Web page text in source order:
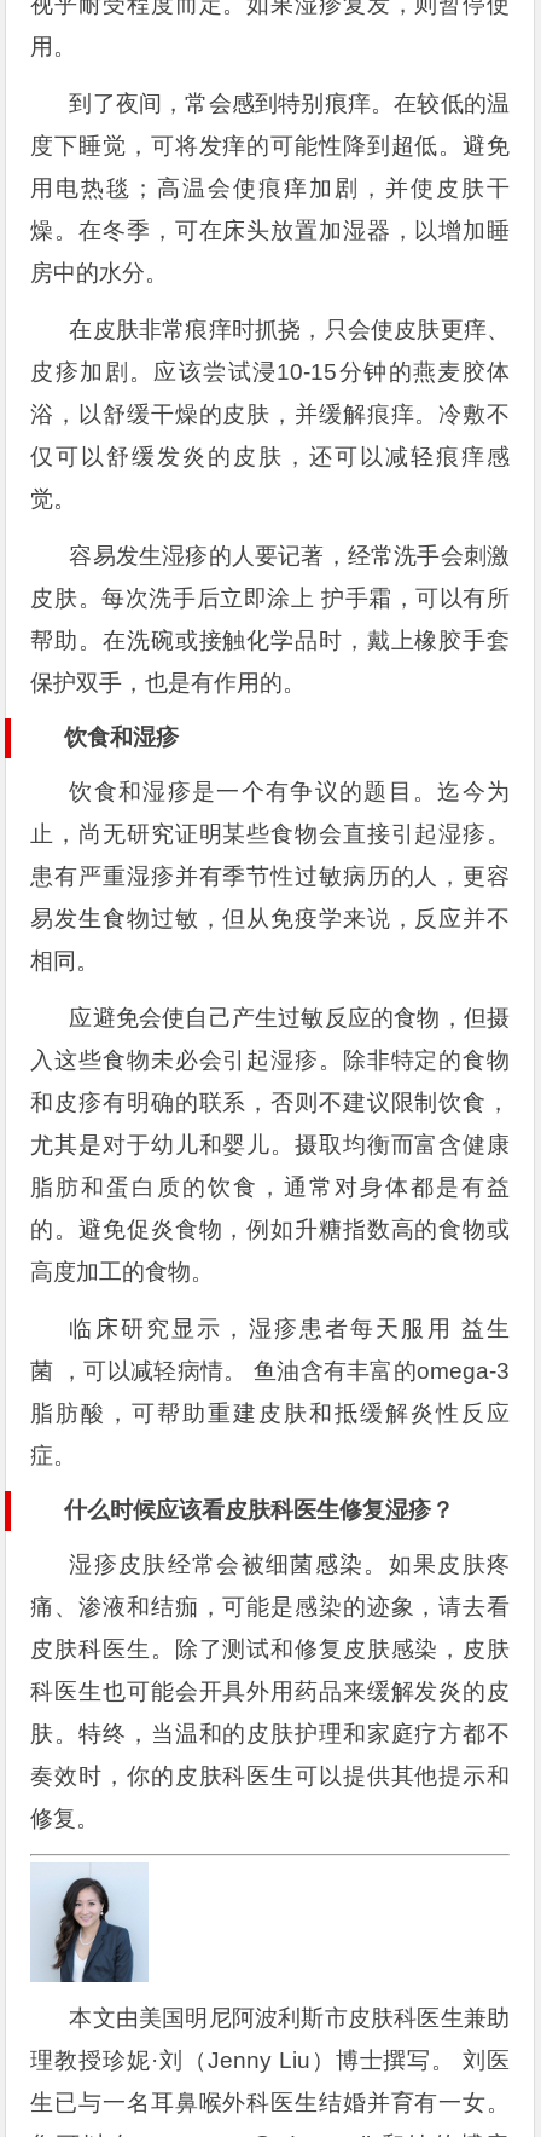
用。
到了夜间，常会感到特别痕痒。在较低的温
度下睡觉，可将发痒的可能性降到超低。避免
用电热毯；高温会使痕痒加剧，并使皮肤干
燥。在冬季，可在床头放置加湿器，以增加睡
房中的水分。
在皮肤非常痕痒时抓挠，只会使皮肤更痒、
皮疹加剧。应该尝试浸10-15分钟的燕麦胶体
浴，以舒缓干燥的皮肤，并缓解痕痒。冷敷不
仅可以舒缓发炎的皮肤，还可以减轻痕痒感
觉。
容易发生湿疹的人要记著，经常洗手会刺激
皮肤。每次洗手后立即涂上 护手霜，可以有所
帮助。在洗碗或接触化学品时，戴上橡胶手套
保护双手，也是有作用的。
饮食和湿疹
饮食和湿疹是一个有争议的题目。迄今为
止，尚无研究证明某些食物会直接引起湿疹。
患有严重湿疹并有季节性过敏病历的人，更容
易发生食物过敏，但从免疫学来说，反应并不
相同。
应避免会使自己产生过敏反应的食物，但摄
入这些食物未必会引起湿疹。除非特定的食物
和皮疹有明确的联系，否则不建议限制饮食，
尤其是对于幼儿和婴儿。摄取均衡而富含健康
脂肪和蛋白质的饮食，通常对身体都是有益
的。避免促炎食物，例如升糖指数高的食物或
高度加工的食物。
临床研究显示，湿疹患者每天服用 益生
菌 ，可以减轻病情。 鱼油含有丰富的omega-3
脂肪酸，可帮助重建皮肤和抵缓解炎性反应
症。
什么时候应该看皮肤科医生修复湿疹？
湿疹皮肤经常会被细菌感染。如果皮肤疼
痛、渗液和结痂，可能是感染的迹象，请去看
皮肤科医生。除了测试和修复皮肤感染，皮肤
科医生也可能会开具外用药品来缓解发炎的皮
肤。特终，当温和的皮肤护理和家庭疗方都不
奏效时，你的皮肤科医生可以提供其他提示和
修复。
本文由美国明尼阿波利斯市皮肤科医生兼助
理教授珍妮·刘（Jenny Liu）博士撰写。 刘医
生已与一名耳鼻喉外科医生结婚并育有一女。